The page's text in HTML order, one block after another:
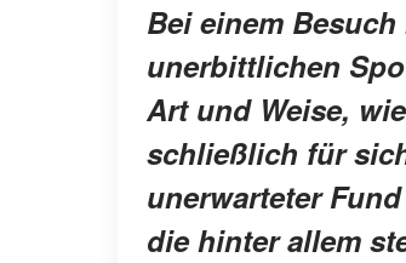
Bei einem
unerbittlichen
Art und Weise,
schließlich für
unerwarteter
die hinter allem